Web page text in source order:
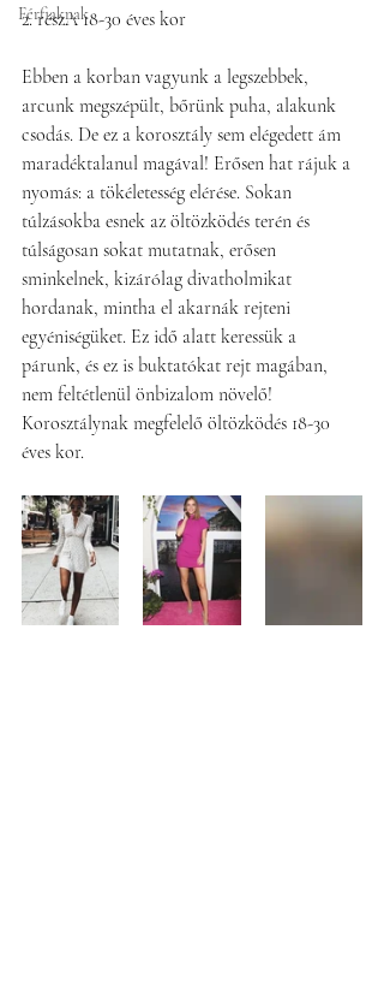
Férfiaknak
2. részA 18-30 éves kor
Ebben a korban vagyunk a legszebbek,
arcunk megszépült, bőrünk puha, alakunk
csodás. De ez a korosztály sem elégedett ám
maradéktalanul magával! Erősen hat rájuk a
nyomás: a tökéletesség elérése. Sokan
túlzásokba esnek az öltözködés terén és
túlságosan sokat mutatnak, erősen
sminkelnek, kizárólag divatholmikat
hordanak, mintha el akarnák rejteni
egyéniségüket. Ez idő alatt keressük a
párunk, és ez is buktatókat rejt magában,
nem feltétlenül önbizalom növelő!
Korosztálynak megfelelő öltözködés 18-30
éves kor.